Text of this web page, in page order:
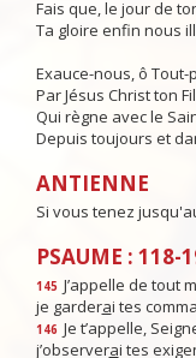
Fais que, le jour de
Ta gloire enfin nous
Exauce-nous, ô Tout-
Par Jésus Christ ton
Qui règne avec le
Depuis toujours et
ANTIENNE
Si vous tenez
PSAUME : 118-
145 J’appelle de tout
je garderai tes
146 Je t’appelle,
j’observerai tes